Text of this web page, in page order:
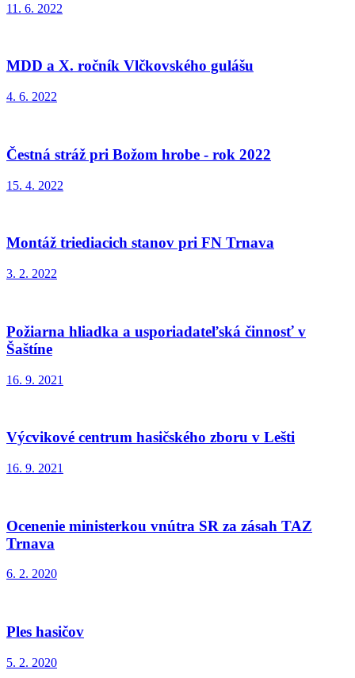
11. 6. 2022
MDD a X. ročník Vlčkovského gulášu
4. 6. 2022
Čestná stráž pri Božom hrobe - rok 2022
15. 4. 2022
Montáž triediacich stanov pri FN Trnava
3. 2. 2022
Požiarna hliadka a usporiadateľská činnosť v
Šaštíne
16. 9. 2021
Výcvikové centrum hasičského zboru v Lešti
16. 9. 2021
Ocenenie ministerkou vnútra SR za zásah TAZ
Trnava
6. 2. 2020
Ples hasičov
5. 2. 2020